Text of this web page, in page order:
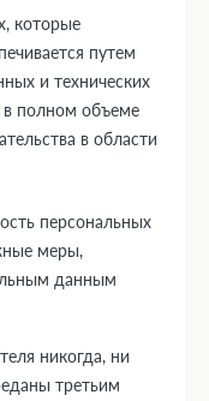
которые
путем
и технических
полном объеме
в области
персональных
меры,
данным
никогда, ни
третьим